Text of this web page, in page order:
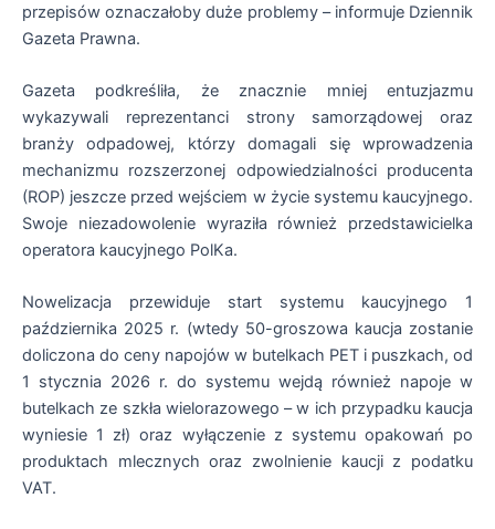
przepisów oznaczałoby duże problemy – informuje Dziennik
Gazeta Prawna.
Gazeta podkreśliła, że znacznie mniej entuzjazmu
wykazywali reprezentanci strony samorządowej oraz
branży odpadowej, którzy domagali się wprowadzenia
mechanizmu rozszerzonej odpowiedzialności producenta
(ROP) jeszcze przed wejściem w życie systemu kaucyjnego.
Swoje niezadowolenie wyraziła również przedstawicielka
operatora kaucyjnego PolKa.
Nowelizacja przewiduje start systemu kaucyjnego 1
października 2025 r. (wtedy 50-groszowa kaucja zostanie
doliczona do ceny napojów w butelkach PET i puszkach, od
1 stycznia 2026 r. do systemu wejdą również napoje w
butelkach ze szkła wielorazowego – w ich przypadku kaucja
wyniesie 1 zł) oraz wyłączenie z systemu opakowań po
produktach mlecznych oraz zwolnienie kaucji z podatku
VAT.